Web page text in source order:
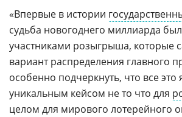
«Впервые в истории
судьба новогоднего миллиарда
участниками розыгрыша, которые
вариант распределения главного
особенно подчеркнуть, что все это
уникальным кейсом не то что для
целом для мирового лотерейного